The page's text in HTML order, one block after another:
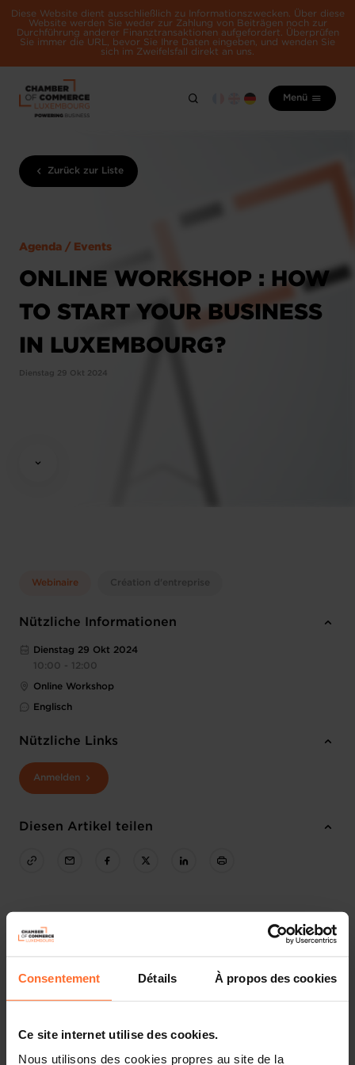
Consentement Détails À propos des cookies
Ce site internet utilise des cookies.
Nous utilisons des cookies propres au site de la
Diese Website dient ausschließlich zu Informationszwecken. Über diese
Website werden Sie weder zur Zahlung von Beiträgen noch zur
Durchführung anderer Finanztransaktionen aufgefordert. Überprüfen
Sie immer die URL, bevor Sie Ihre Daten eingeben, und wenden Sie
sich im Zweifelsfall direkt an uns.
Menü
Zurück zur Liste
Agenda / Events
ONLINE WORKSHOP : HOW
TO START YOUR BUSINESS
IN LUXEMBOURG?
Dienstag 29 Okt 2024
Webinaire Création d'entreprise
Nützliche Informationen
Dienstag 29 Okt 2024
10:00 - 12:00
Online Workshop
Englisch
Nützliche Links
Anmelden
Diesen Artikel teilen